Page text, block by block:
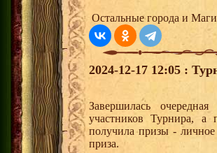
Остальные города и
2024-12-17 12:05 :
Завершилась
участников Турнира,
получила призы -
приза.